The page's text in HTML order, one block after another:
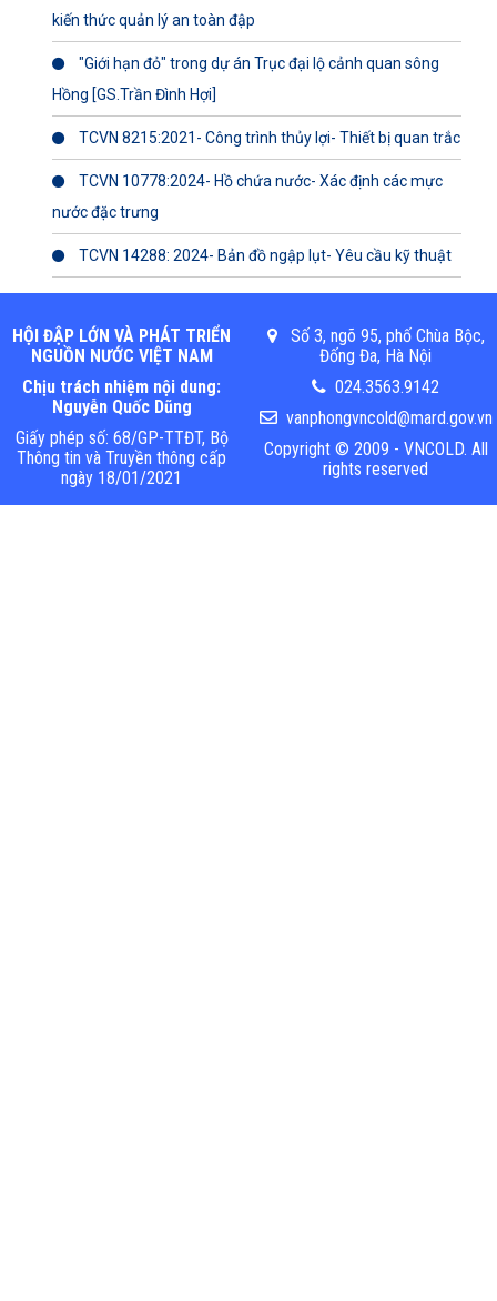
kiến thức quản lý an toàn đập
"Giới hạn đỏ" trong dự án Trục đại lộ cảnh quan sông
Hồng [GS.Trần Đình Hợi]
TCVN 8215:2021- Công trình thủy lợi- Thiết bị quan trắc
TCVN 10778:2024- Hồ chứa nước- Xác định các mực
nước đặc trưng
TCVN 14288: 2024- Bản đồ ngập lụt- Yêu cầu kỹ thuật
HỘI ĐẬP LỚN VÀ PHÁT TRIỂN
NGUỒN NƯỚC VIỆT NAM
Chịu trách nhiệm nội dung:
Nguyễn Quốc Dũng
Giấy phép số: 68/GP-TTĐT, Bộ
Thông tin và Truyền thông cấp
ngày 18/01/2021
Số 3, ngõ 95, phố Chùa Bộc,
Đống Đa, Hà Nội
024.3563.9142
vanphongvncold@mard.gov.vn
Copyright © 2009 - VNCOLD. All
rights reserved